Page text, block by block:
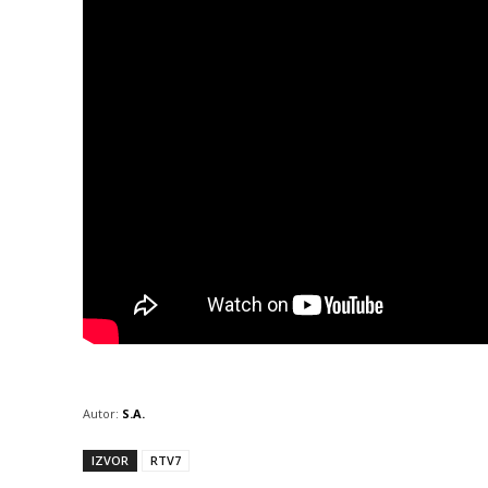
Autor: S.A.
IZVOR RTV7